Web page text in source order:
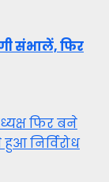
संभालें, फिर
फिर बने
निर्विरोध